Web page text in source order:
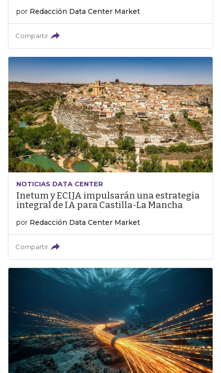
por Redacción Data Center Market
Compartir
NOTICIAS DATA CENTER
Inetum y ECIJA impulsarán una estrategia
integral de IA para Castilla-La Mancha
por Redacción Data Center Market
Compartir